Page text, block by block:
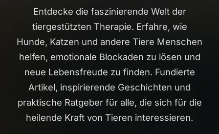
Entdecke die faszinierende Welt der
tiergestützten Therapie. Erfahre, wie
Hunde, Katzen und andere Tiere Menschen
helfen, emotionale Blockaden zu lösen und
neue Lebensfreude zu finden. Fundierte
Artikel, inspirierende Geschichten und
praktische Ratgeber für alle, die sich für die
heilende Kraft von Tieren interessieren.